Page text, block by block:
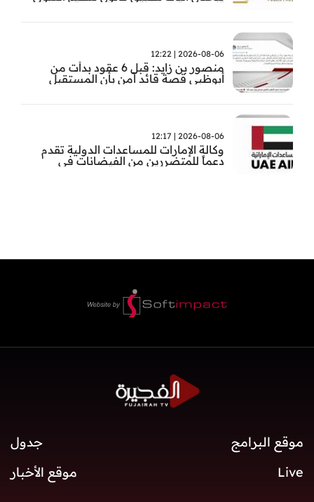
2026-08-06 | 12:22
منصور بن زايد: قبل 6 عقود بدأت من
أبوظبي قصة قائد آمن بأن المستقبل
2026-08-06 | 12:17
وكالة الإمارات للمساعدات الدولية تقدم
دعماً للمتضررين من الفيضانات في
موقع البرامج
جدول
Live
موقع الأخبار